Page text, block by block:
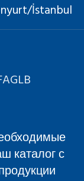
İstanbul
каталог с